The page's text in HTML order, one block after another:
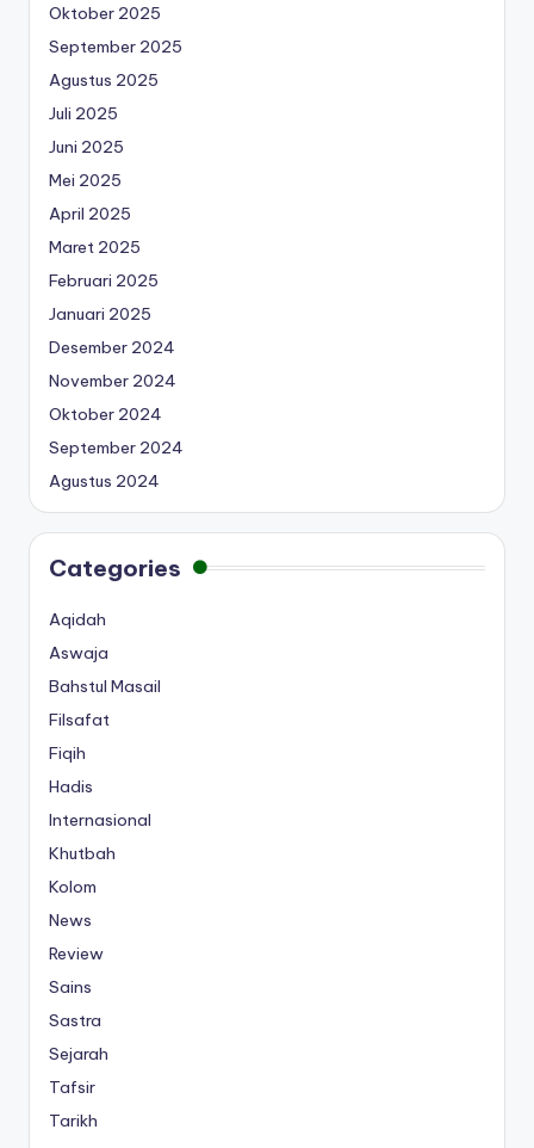
Oktober 2025
September 2025
Agustus 2025
Juli 2025
Juni 2025
Mei 2025
April 2025
Maret 2025
Februari 2025
Januari 2025
Desember 2024
November 2024
Oktober 2024
September 2024
Agustus 2024
Categories
Aqidah
Aswaja
Bahstul Masail
Filsafat
Fiqih
Hadis
Internasional
Khutbah
Kolom
News
Review
Sains
Sastra
Sejarah
Tafsir
Tarikh